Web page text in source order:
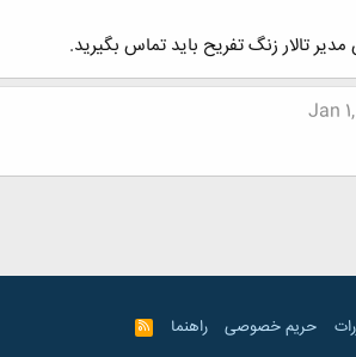
تالار زنگ تفریح باید تماس بگیرید.
Jan
حریم خصوصی راهنما
R
S